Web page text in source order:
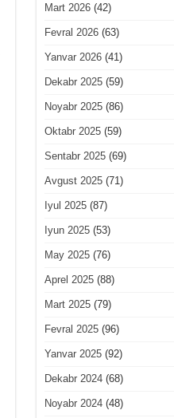
Mart 2026(42)
Fevral 2026(63)
Yanvar 2026(41)
Dekabr 2025(59)
Noyabr 2025(86)
Oktabr 2025(59)
Sentabr 2025(69)
Avgust 2025(71)
Iyul 2025(87)
Iyun 2025(53)
May 2025(76)
Aprel 2025(88)
Mart 2025(79)
Fevral 2025(96)
Yanvar 2025(92)
Dekabr 2024(68)
Noyabr 2024(48)